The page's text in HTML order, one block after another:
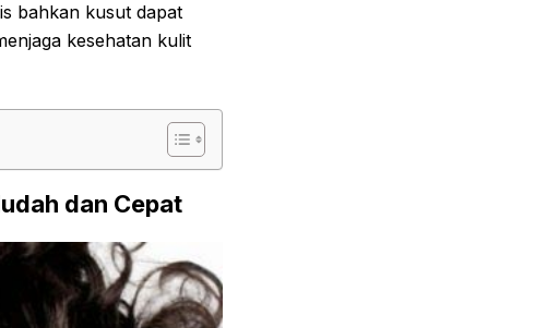
bahkan kusut dapat
kesehatan kulit
dan Cepat